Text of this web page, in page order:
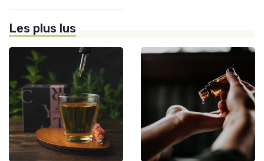
Les plus lus